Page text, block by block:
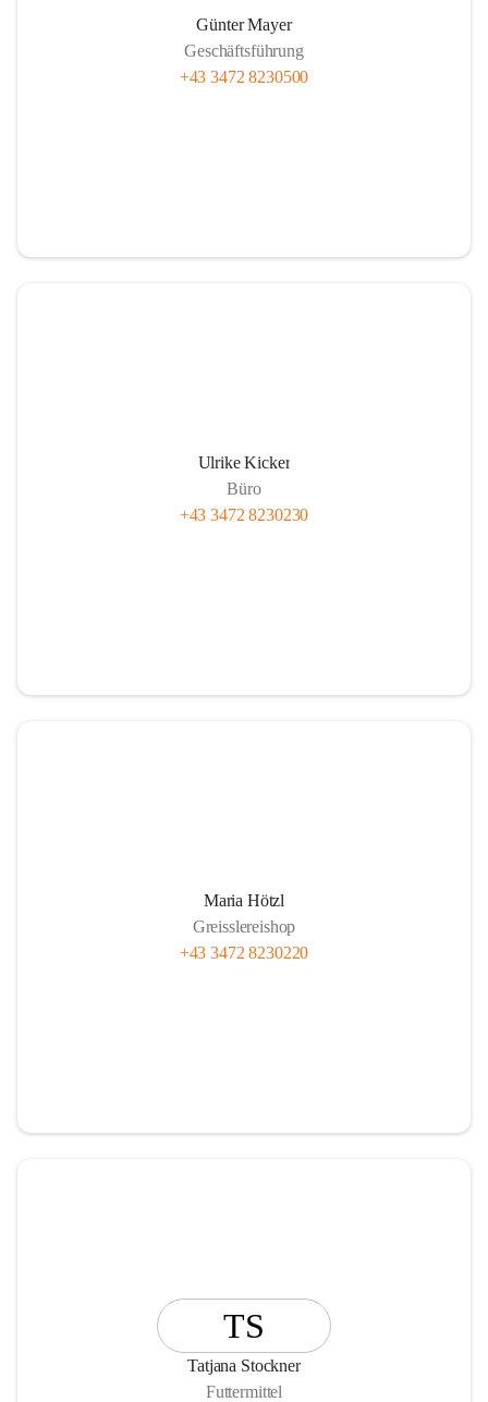
Günter Mayer
Geschäftsführung
+43 3472 8230500
Ulrike Kicker
Büro
+43 3472 8230230
Maria Hötzl
Greisslereishop
+43 3472 8230220
TS
Tatjana Stockner
Futtermittel